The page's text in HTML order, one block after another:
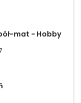
mat - Hobby